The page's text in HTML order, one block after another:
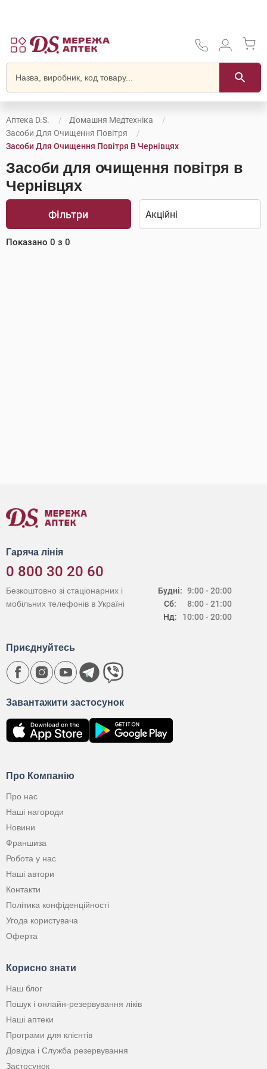
Аптека D.S.
Домашня Медтехніка
Засоби Для Очищення Повітря
Засоби Для Очищення Повітря В Чернівцях
Засоби для очищення повітря в
Чернівцях
Фільтри
Показано 0 з 0
Гаряча лінія
0 800 30 20 60
Будні:
Сб:
Нд:
9:00 - 20:00
8:00 - 21:00
10:00 - 20:00
Безкоштовно зі стаціонарних і
мобільних телефонів в Україні
Про Компанію
Про нас
Наші нагороди
Новини
Франшиза
Робота у нас
Наші автори
Контакти
Політика конфіденційності
Угода користувача
Оферта
Корисно знати
Наш блог
Пошук і онлайн-резервування ліків
Наші аптеки
Програми для клієнтів
Довідка і Служба резервування
Застосунок
Завантажити застосунок
Приєднуйтесь